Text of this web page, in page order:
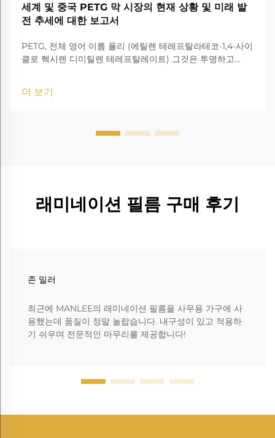
세계 및 중국 PETG 막 시장의 현재 상황 및 미래 발
전 추세에 대한 보고서
PETG, 전체 영어 이름 폴리 (에틸렌 테레프탈라테코-1,4-사이
클로 헥시렌 디미틸렌 테레프탈레이트) 그것은 투명하고
더 보기
래미네이션 필름 구매 후기
존 밀러
최근에 MANLEE의 래미네이션 필름을 사무용 가구에 사
용했는데 품질이 정말 놀랍습니다. 내구성이 있고 적용하
기 쉬우며 전문적인 마무리를 제공합니다!